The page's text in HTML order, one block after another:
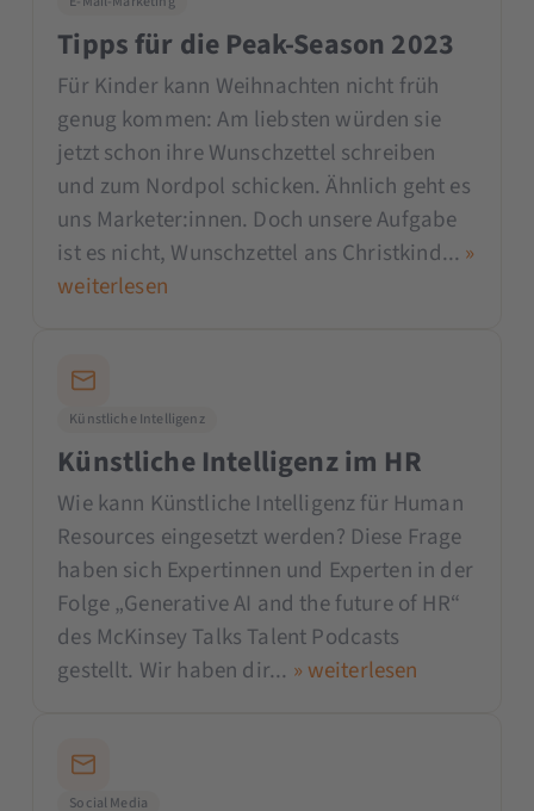
Tipps für die Peak-Season 2023
Für Kinder kann Weihnachten nicht früh
genug kommen: Am liebsten würden sie
jetzt schon ihre Wunschzettel schreiben
und zum Nordpol schicken. Ähnlich geht es
uns Marketer:innen. Doch unsere Aufgabe
ist es nicht, Wunschzettel ans Christkind... »
weiterlesen
Künstliche Intelligenz
Künstliche Intelligenz im HR
Wie kann Künstliche Intelligenz für Human
Resources eingesetzt werden? Diese Frage
haben sich Expertinnen und Experten in der
Folge „Generative AI and the future of HR“
des McKinsey Talks Talent Podcasts
gestellt. Wir haben dir... » weiterlesen
Social Media